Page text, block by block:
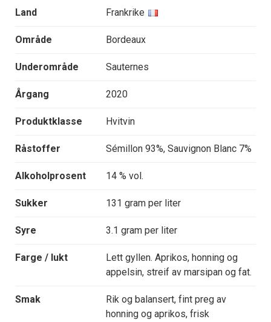
Land Frankrike
Område Bordeaux
Underområde Sauternes
Årgang 2020
Produktklasse Hvitvin
Råstoffer Sémillon 93%, Sauvignon Blanc 7%
Alkoholprosent 14 % vol.
Sukker 131 gram per liter
Syre 3.1 gram per liter
Farge / lukt
Lett gyllen. Aprikos, honning og
appelsin, streif av marsipan og fat.
Smak
Rik og balansert, fint preg av
honning og aprikos, frisk